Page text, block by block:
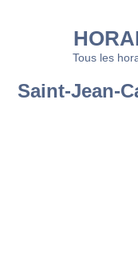
Tous les
Saint-Jean-